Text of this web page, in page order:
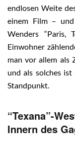
endlosen Weite
einem Film –
Wenders “Paris,
Einwohner
man vor allem als
und als solches
Standpunkt.
“Texana”-
Innern des